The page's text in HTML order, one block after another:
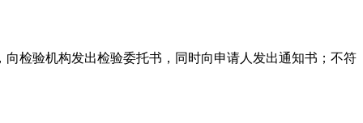
检验机构发出检验委托书，同时向申请人发出通知书；不符